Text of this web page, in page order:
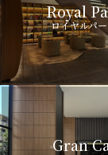
Royal
ロイヤルパ
Gran